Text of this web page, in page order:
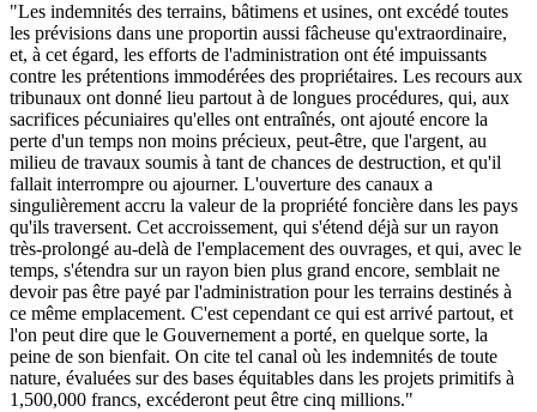
"Les indemnités des terrains, bâtimens et usines, ont excédé toutes
les prévisions dans une proportin aussi fâcheuse qu'extraordinaire,
et, à cet égard, les efforts de l'administration ont été impuissants
contre les prétentions immodérées des propriétaires. Les recours aux
tribunaux ont donné lieu partout à de longues procédures, qui, aux
sacrifices pécuniaires qu'elles ont entraînés, ont ajouté encore la
perte d'un temps non moins précieux, peut-être, que l'argent, au
milieu de travaux soumis à tant de chances de destruction, et qu'il
fallait interrompre ou ajourner. L'ouverture des canaux a
singulièrement accru la valeur de la propriété foncière dans les pays
qu'ils traversent. Cet accroissement, qui s'étend déjà sur un rayon
très-prolongé au-delà de l'emplacement des ouvrages, et qui, avec le
temps, s'étendra sur un rayon bien plus grand encore, semblait ne
devoir pas être payé par l'administration pour les terrains destinés à
ce même emplacement. C'est cependant ce qui est arrivé partout, et
l'on peut dire que le Gouvernement a porté, en quelque sorte, la
peine de son bienfait. On cite tel canal où les indemnités de toute
nature, évaluées sur des bases équitables dans les projets primitifs à
1,500,000 francs, excéderont peut être cinq millions."